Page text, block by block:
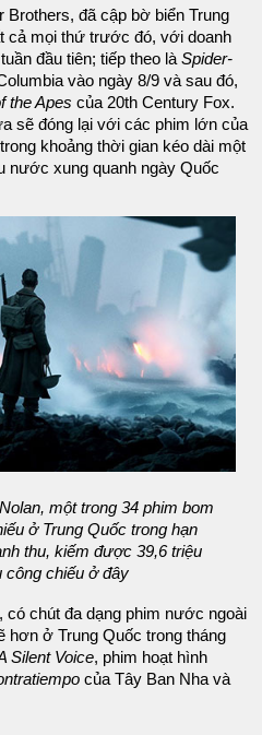
Brothers, đã cập bờ biển Trung
cả mọi thứ trước đó, với doanh
đầu tiên; tiếp theo là Spider-
vào ngày 8/9 và sau đó,
the Apes của 20th Century Fox.
sẽ đóng lại với các phim lớn của
khoảng thời gian kéo dài một
nước xung quanh ngày Quốc
một trong 34 phim bom
ở Trung Quốc trong hạn
thu, kiếm được 39,6 triệu
công chiếu ở đây
có chút đa dạng phim nước ngoài
hơn ở Trung Quốc trong tháng
Silent Voice, phim hoạt hình
của Tây Ban Nha và